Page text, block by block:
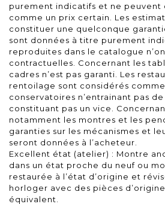
purement indicatifs et ne peuvent
comme un prix certain. Les
constituer une quelconque
sont données à titre purement
reproduites dans le catalogue
contractuelles. Concernant les
cadres n’est pas garanti. Les
rentoilage sont considérés
conservatoires n’entrainant pas
constituant pas un vice.
notamment les montres et les
garanties sur les mécanismes et
seront données à l’acheteur.
Excellent état (atelier) : Montre
dans un état proche du neuf ou
restaurée à l’état d’origine et
horloger avec des pièces
équivalent.